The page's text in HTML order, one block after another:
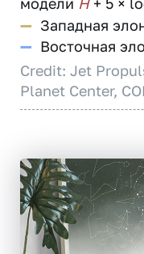
— Западная
— Восточная
Credit: Jet
Planet Center,